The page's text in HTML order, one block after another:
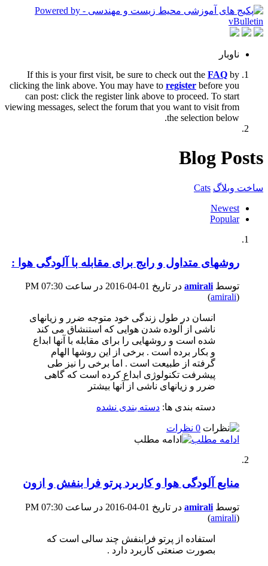
ناوبار
If this is your first visit, be sure to check out the FAQ by
clicking the link above. You may have to register before you
can post: click the register link above to proceed. To start
viewing messages, select the forum that you want to visit from
the selection below.
Blog Posts
ساخت وبلاگ Cats
Newest
Popular
روشهای متداول و رایج برای مقابله با آلودگی هوا :
توسط amirali
در تاریخ 01-04-2016 در ساعت 07:30 PM
(amirali)
انسان در طول زندگی خود متوجه ضرر و زیانهای
ناشی از آلوده شدن هوایی که استنشاق می کند
شده است و روشهایی را برای مقابله با آنها ابداع
و بکار برده است . برخی از این روشها الهام
گرفته از طبیعت است . اما برخی را نیز طی
پیشرفت تکنولوژی ابداع کرده است که گاهی
ضرر و زیانهای ناشی از آنها بیشتر
دسته بندی ها: دسته بندی نشده
0 نظرات
ادامه مطلب
منابع آلودگی هوا و کاربرد پرتو فرا بنفش و ازون
توسط amirali
در تاریخ 01-04-2016 در ساعت 07:30 PM
(amirali)
استفاده از پرتو فرابنفش چند سالی است که
بصورت صنعتی کاربرد دارد .